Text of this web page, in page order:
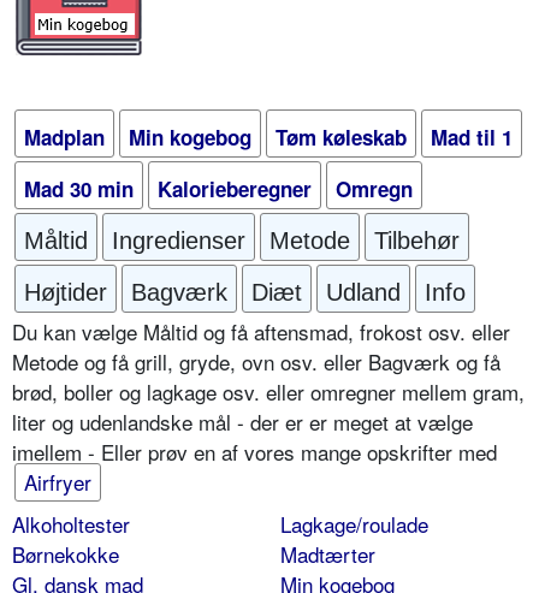
Madplan Min kogebog Tøm køleskab
Mad til 1
Mad 30 min
Kalorieberegner Omregn
Måltid Ingredienser Metode
Tilbehør
Højtider
Bagværk Diæt Udland Info
Du kan vælge Måltid og få aftensmad, frokost osv. eller
Metode og få grill, gryde, ovn osv. eller Bagværk og få
brød, boller og lagkage osv. eller omregner mellem gram,
liter og udenlandske mål - der er er meget at vælge
imellem - Eller prøv en af vores mange opskrifter med
Airfryer
Alkoholtester
Børnekokke
Gl. dansk mad
Lagkage/roulade
Madtærter
Min kogebog